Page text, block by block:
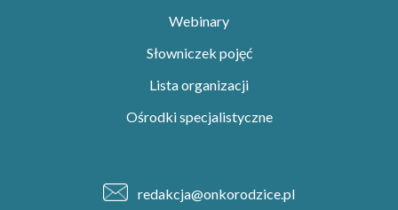
Webinary
Słowniczek pojęć
Lista organizacji
Ośrodki specjalistyczne
redakcja@onkorodzice.pl